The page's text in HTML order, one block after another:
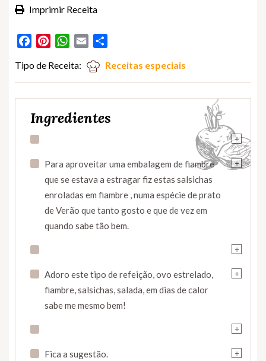
Imprimir Receita
FacebookPinterestWhatsApp
Email
Tipo de Receita: Receitas especiais
Ingredientes
+
+
Para aproveitar uma embalagem de fiambre
que se estava a estragar fiz estas salsichas
enroladas em fiambre , numa espécie de prato
de Verão que tanto gosto e que de vez em
quando sabe tão bem.
+
+
Adoro este tipo de refeição, ovo estrelado,
fiambre, salsichas, salada, em dias de calor
sabe me mesmo bem!
+
+
Fica a sugestão.